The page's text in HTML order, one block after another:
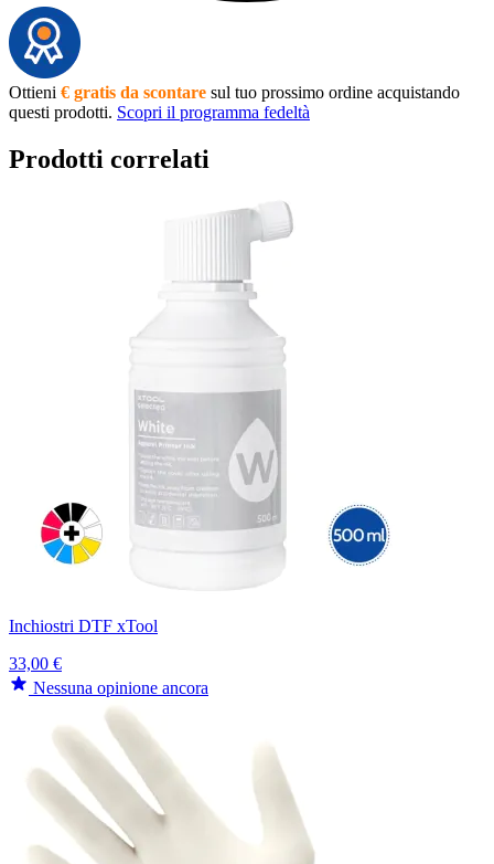
Ottieni € gratis da scontare sul tuo prossimo ordine acquistando
questi prodotti. Scopri il programma fedeltà
Prodotti correlati
Inchiostri DTF xTool
33,00 €
Nessuna opinione ancora